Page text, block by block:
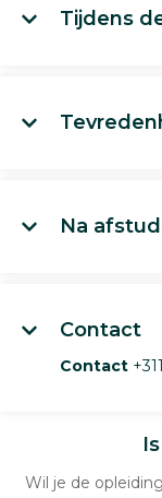
Tijdens
Na
Contact
Contact
Wil je de